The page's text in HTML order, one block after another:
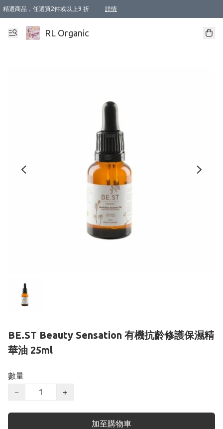
精選商品，任選買2件或以上9 折 詳情
XI周年優惠【新品自由選2件88折/3件85折】
XI周年優惠【Chakra 脈輪平衡自由選2件9折/3件85折/5件8折】
Florame 肌底自由選 2支9折 3支85折
XI周年優惠【蟲蟲退散 · 防衛結界﹞系列2件9折】
Sunki 任選2件95折
BIOFFICINA TOSCANA 任選2支9折 3支85折
Lamav 任選1件9折 2件85折
Mukti Organics 指定產品任選1件9折, 2件88折 3件85折
Intelligent Nutrients Skincare 任選2件9折
deodorant 任選2件88折
化妝品 任選2件95折
XI周年優惠【身心靈單品 任選2件9折/3件85折/5件8折】
XI周年優惠 【精油/香水 任選2件9折/3件85折/5件8折】
XI周年優惠【「關節到肌膚」全效養護 BODY OIL 組2件88折/3件85折】
XI周年優惠【夏日有機物理防曬套裝2件88折】
XI周年優惠【夏日潔面隨意選2件88折/3件85折】
XI周年優惠【逆齡奇蹟抗氧 11 自由選2件88折/3件85折/4件或以上8折】
新會員首次購物即享全單 95 折優惠！
成為VIP / VVIP 可享有生日月現金扣減獎賞優惠 !! 記得去賬户資料填上生日日期啦 !
選用順豐速運，滿$500 免運費
本地速遞 京東 送住宅/ 工商地址 $400 免運費
澳門訂單選用順豐速運，滿$800 免運費
RL Organic
BE.ST Beauty Sensation 有機抗齡修護保濕精
華油 25ml
數量
−
+
加至購物車